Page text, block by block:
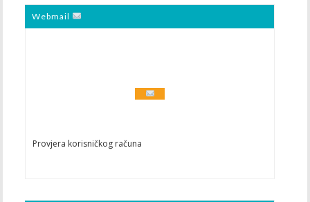
Webmail
Provjera korisničkog računa